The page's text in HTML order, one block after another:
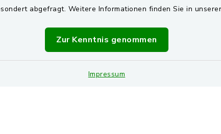
abgefragt. Weitere Informationen finden Sie in
Zur Kenntnis genommen
Impressum
Sie einen